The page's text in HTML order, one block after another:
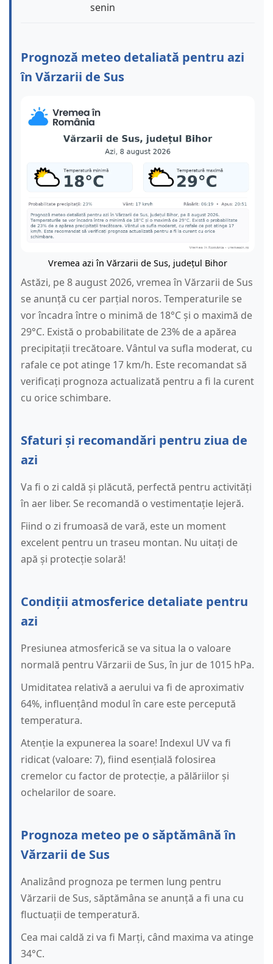
senin
Prognoză meteo detaliată pentru azi
în Vărzarii de Sus
Vremea azi în Vărzarii de Sus, județul Bihor
Astăzi, pe 8 august 2026, vremea în Vărzarii de Sus
se anunță cu cer parțial noros. Temperaturile se
vor încadra între o minimă de 18°C și o maximă de
29°C. Există o probabilitate de 23% de a apărea
precipitații trecătoare. Vântul va sufla moderat, cu
rafale ce pot atinge 17 km/h. Este recomandat să
verificați prognoza actualizată pentru a fi la curent
cu orice schimbare.
Sfaturi și recomandări pentru ziua de
azi
Va fi o zi caldă și plăcută, perfectă pentru activități
în aer liber. Se recomandă o vestimentație lejeră.
Fiind o zi frumoasă de vară, este un moment
excelent pentru un traseu montan. Nu uitați de
apă și protecție solară!
Condiții atmosferice detaliate pentru
azi
Presiunea atmosferică se va situa la o valoare
normală pentru Vărzarii de Sus, în jur de 1015 hPa.
Umiditatea relativă a aerului va fi de aproximativ
64%, influențând modul în care este percepută
temperatura.
Atenție la expunerea la soare! Indexul UV va fi
ridicat (valoare: 7), fiind esențială folosirea
cremelor cu factor de protecție, a pălăriilor și
ochelarilor de soare.
Prognoza meteo pe o săptămână în
Vărzarii de Sus
Analizând prognoza pe termen lung pentru
Vărzarii de Sus, săptămâna se anunță a fi una cu
fluctuații de temperatură.
Cea mai caldă zi va fi Marți, când maxima va atinge
34°C.